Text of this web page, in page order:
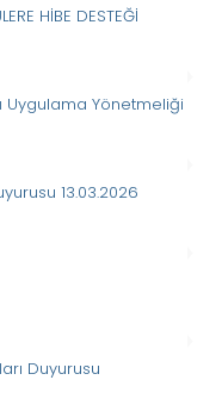
HİBE DESTEĞİ
Uygulama Yönetmeliği
13.03.2026
Duyurusu